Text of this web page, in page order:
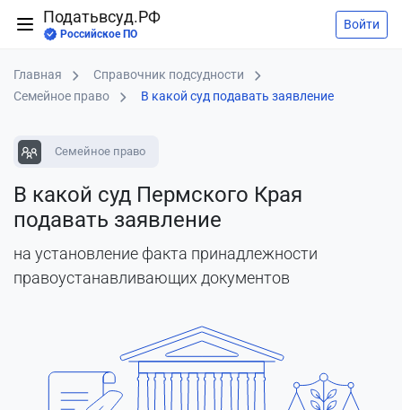
Податьвсуд.РФ
Российское ПО
Войти
Главная
Справочник подсудности
Семейное право
В какой суд подавать заявление
Семейное право
В какой суд Пермского Края
подавать заявление
на установление факта принадлежности
правоустанавливающих документов